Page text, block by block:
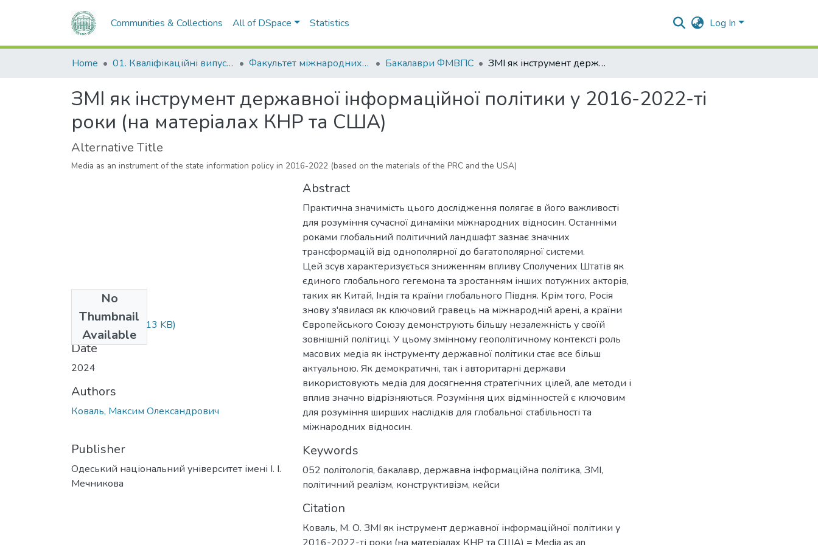
Communities & Collections All of DSpace Statistics Log In
Home 01. Кваліфікаційні випускні роботи здобувачів вищої освіти Факультет міжнародних відносин, політології та соціології Бакалаври ФМВПС ЗМІ як інструмент державної інформаційної політики у 2016-2022-ті роки (на матеріалах КНР та США)
ЗМІ як інструмент державної інформаційної політики у 2016-2022-ті
роки (на матеріалах КНР та США)
Alternative Title
Media as an instrument of the state information policy in 2016-2022 (based on the materials of the PRC and the USA)
No
Thumbnail
Available
Коваль.docx(88.13 KB)
Date
2024
Authors
Коваль, Максим Олександрович
Publisher
Одеський національний університет імені І. І.
Мечникова
Abstract
Практична значимість цього дослідження полягає в його важливості
для розуміння сучасної динаміки міжнародних відносин. Останніми
роками глобальний політичний ландшафт зазнає значних
трансформацій від однополярної до багатополярної системи.
Цей зсув характеризується зниженням впливу Сполучених Штатів як
єдиного глобального гегемона та зростанням інших потужних акторів,
таких як Китай, Індія та країни глобального Півдня. Крім того, Росія
знову з'явилася як ключовий гравець на міжнародній арені, а країни
Європейського Союзу демонструють більшу незалежність у своїй
зовнішній політиці. У цьому змінному геополітичному контексті роль
масових медіа як інструменту державної політики стає все більш
актуальною. Як демократичні, так і авторитарні держави
використовують медіа для досягнення стратегічних цілей, але методи і
вплив значно відрізняються. Розуміння цих відмінностей є ключовим
для розуміння ширших наслідків для глобальної стабільності та
міжнародних відносин.
Keywords
052 політологія, бакалавр, державна інформаційна політика, ЗМІ,
політичний реалізм, конструктивізм, кейси
Citation
Коваль, М. О. ЗМІ як інструмент державної інформаційної політики у